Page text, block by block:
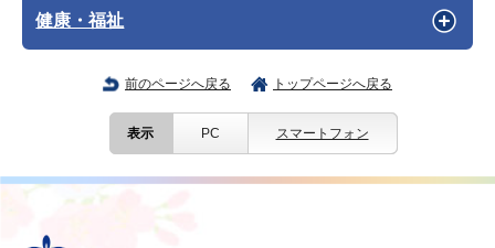
健康・福祉
前のページへ戻る トップページへ戻る
表示 PC スマートフォン